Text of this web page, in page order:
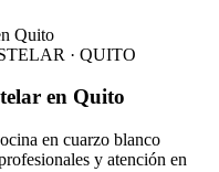
· QUITO
en Quito
en cuarzo blanco
y atención en